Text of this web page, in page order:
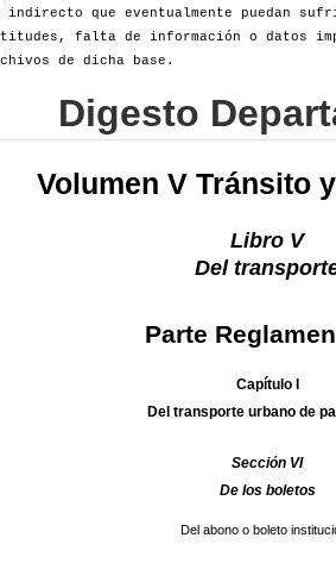
que eventualmente puedan
falta de información o datos
de dicha base.
Digesto
Volumen V Tránsito
Libro V
Del
Parte
Capítulo I
Del transporte urbano de
Sección VI
De los boletos
Del abono o boleto